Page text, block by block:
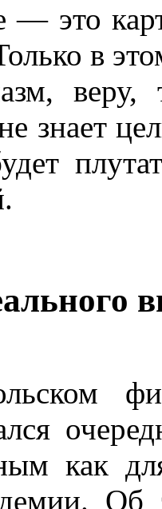
— это
в
веру,
знает
как